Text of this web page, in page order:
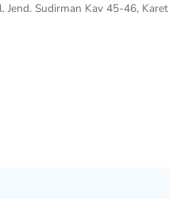
Jend. Sudirman Kav 45-46, Karet